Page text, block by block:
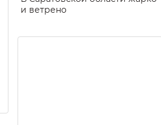
и ветрено